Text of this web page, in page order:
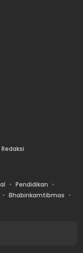
Redaksi
Pendidikan
Bhabinkamtibmas